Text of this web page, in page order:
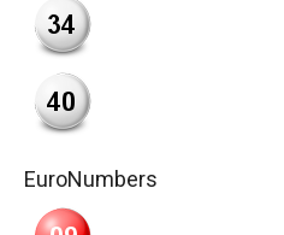
EuroNumbers